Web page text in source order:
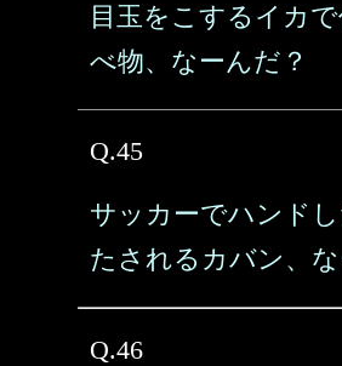
目玉をこするイカ
べ物、なーんだ？
Q.45
サッカーでハンド
たされるカバン、な
Q.46